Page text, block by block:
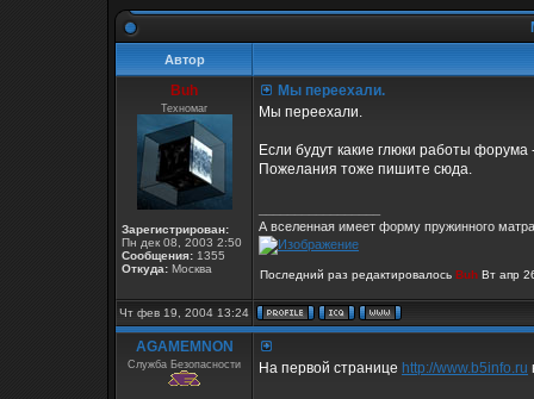
Автор
Buh
Техномаг
Зарегистрирован:
Пн дек 08, 2003 2:50
Сообщения: 1355
Откуда: Москва
Мы переехали.
Мы переехали.
Если будут какие глюки работы форума
Пожелания тоже пишите сюда.
А вселенная имеет форму пружинного
Последний раз редактировалось Buh Вт апр
Чт фев 19, 2004 13:24
AGAMEMNON
Служба Безопасности На первой странице http://www.b5info.ru